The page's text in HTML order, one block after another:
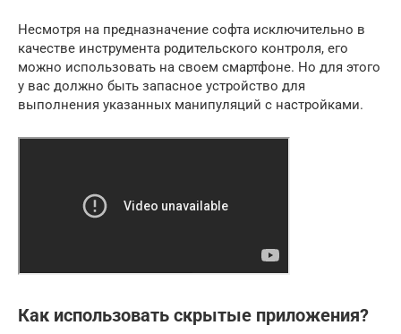
Несмотря на предназначение софта исключительно в
качестве инструмента родительского контроля, его
можно использовать на своем смартфоне. Но для этого
у вас должно быть запасное устройство для
выполнения указанных манипуляций с настройками.
Как использовать скрытые приложения?